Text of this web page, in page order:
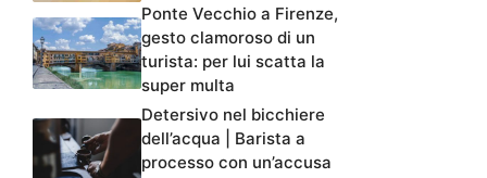
Ponte Vecchio a Firenze,
gesto clamoroso di un
turista: per lui scatta la
super multa
Detersivo nel bicchiere
dell’acqua | Barista a
processo con un’accusa